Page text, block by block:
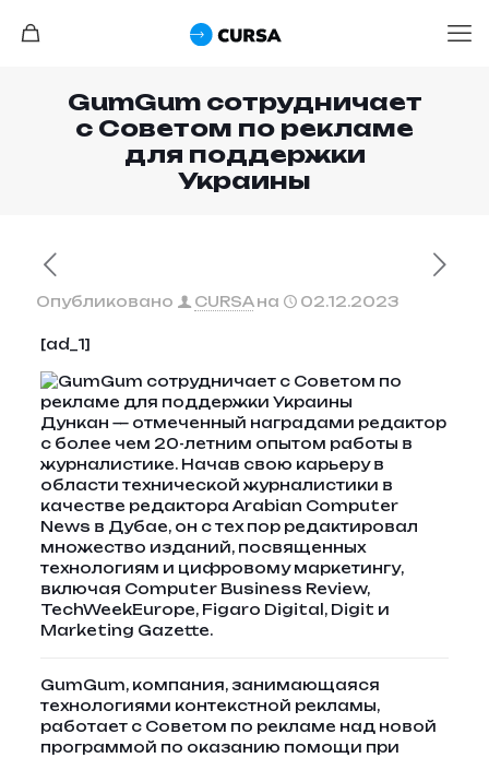
GumGum сотрудничает
с Советом по рекламе
для поддержки
Украины
Опубликовано CURSA на 02.12.2023
[ad_1]
Дункан — отмеченный наградами редактор
с более чем 20-летним опытом работы в
журналистике. Начав свою карьеру в
области технической журналистики в
качестве редактора Arabian Computer
News в Дубае, он с тех пор редактировал
множество изданий, посвященных
технологиям и цифровому маркетингу,
включая Computer Business Review,
TechWeekEurope, Figaro Digital, Digit и
Marketing Gazette.
GumGum, компания, занимающаяся
технологиями контекстной рекламы,
работает с Советом по рекламе над новой
программой по оказанию помощи при